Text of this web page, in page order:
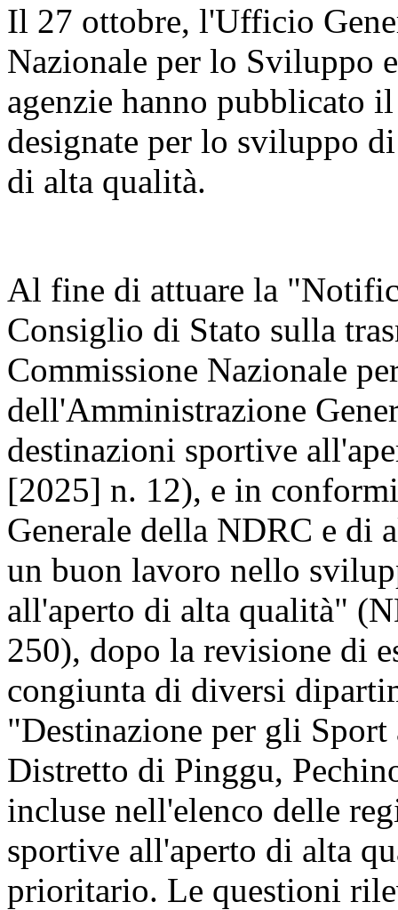
Il 27 ottobre, l'Ufficio
Nazionale per lo Sviluppo
agenzie hanno pubblicato
designate per lo sviluppo
di alta qualità.
Al fine di attuare la
Consiglio di Stato sulla
Commissione Nazionale
dell'Amministrazione
destinazioni sportive
[2025] n. 12), e in
Generale della NDRC e di
un buon lavoro nello
all'aperto di alta qualità"
250), dopo la revisione di
congiunta di diversi
"Destinazione per gli
Distretto di Pinggu,
incluse nell'elenco delle
sportive all'aperto di alta
prioritario. Le questioni